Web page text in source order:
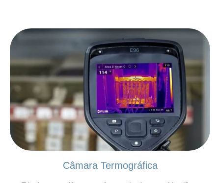
Câmara Termográfica